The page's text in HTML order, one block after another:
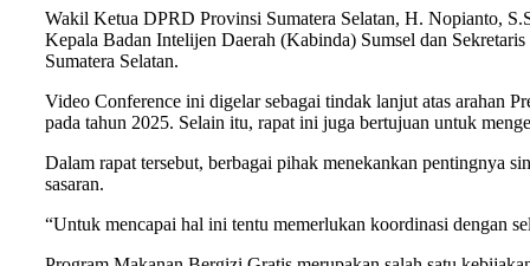
Wakil Ketua DPRD Provinsi Sumatera Selatan, H. Nopianto,
Kepala Badan Intelijen Daerah (Kabinda) Sumsel dan
Sumatera Selatan.
Video Conference ini digelar sebagai tindak lanjut atas arahan
pada tahun 2025. Selain itu, rapat ini juga bertujuan untuk
Dalam rapat tersebut, berbagai pihak menekankan pentingnya
sasaran.
“Untuk mencapai hal ini tentu memerlukan koordinasi dengan